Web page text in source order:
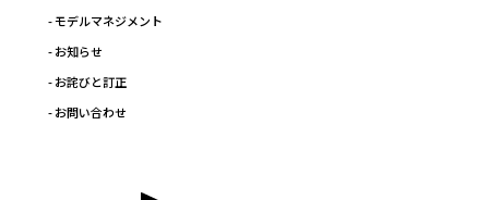
- モデルマネジメント
- お知らせ
- お詫びと訂正
- お問い合わせ